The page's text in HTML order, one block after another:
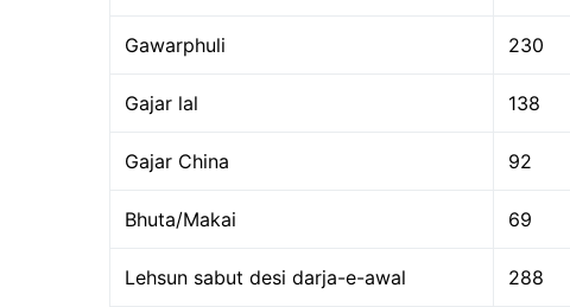
Gawarphuli 230
Gajar lal 138
Gajar China 92
Bhuta/Makai 69
Lehsun sabut desi darja-e-awal 288